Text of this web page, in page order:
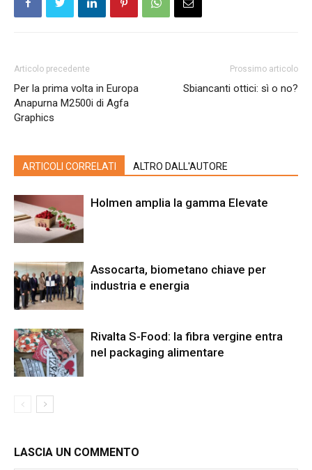
Articolo precedente
Per la prima volta in Europa
Anapurna M2500i di Agfa
Graphics
Prossimo articolo
Sbiancanti ottici: sì o no?
ARTICOLI CORRELATI ALTRO DALL'AUTORE
Holmen amplia la gamma Elevate
Assocarta, biometano chiave per
industria e energia
Rivalta S-Food: la fibra vergine entra
nel packaging alimentare
LASCIA UN COMMENTO